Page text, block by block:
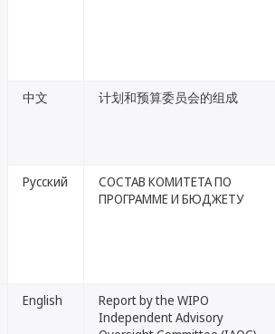
中文 计划和预算委员会的组成
Русский
СОСТАВ КОМИТЕТА ПО
ПРОГРАММЕ И БЮДЖЕТУ
English
Report by the WIPO
Independent Advisory